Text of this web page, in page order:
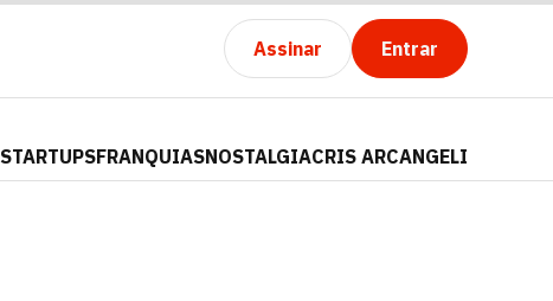
Assinar Entrar
STARTUPSFRANQUIASNOSTALGIACRIS ARCANGELI